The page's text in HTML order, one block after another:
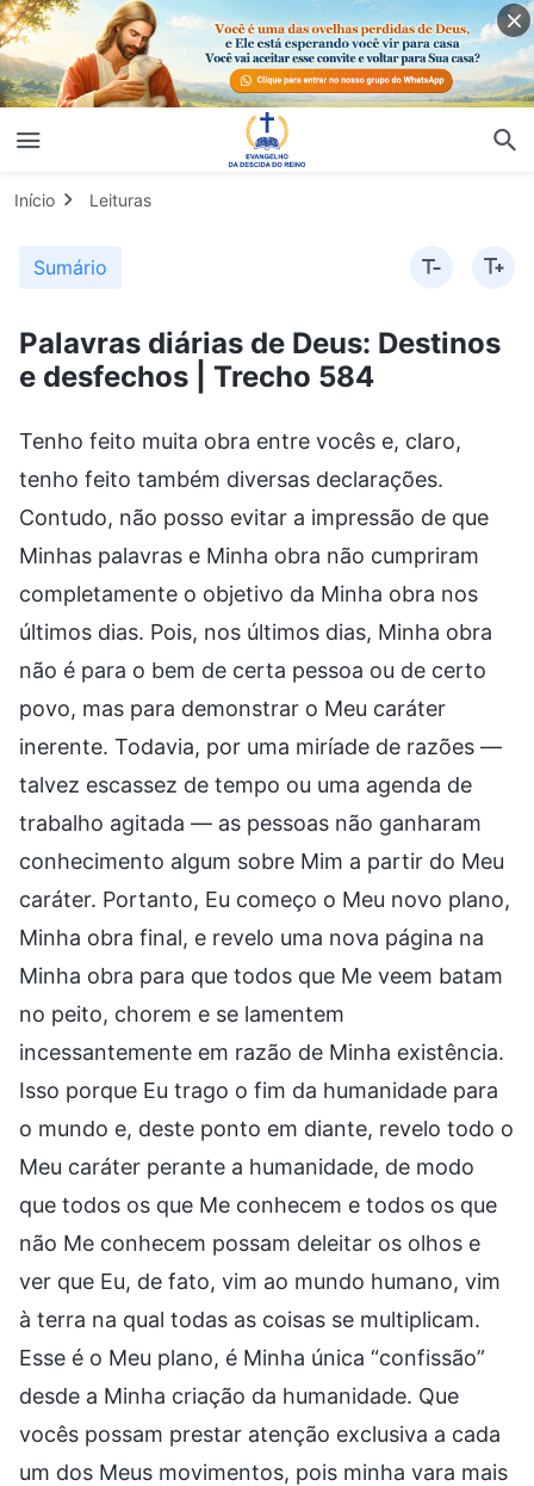
Início Leituras
Sumário
Palavras diárias de Deus: Destinos
e desfechos | Trecho 584
Tenho feito muita obra entre vocês e, claro,
tenho feito também diversas declarações.
Contudo, não posso evitar a impressão de que
Minhas palavras e Minha obra não cumpriram
completamente o objetivo da Minha obra nos
últimos dias. Pois, nos últimos dias, Minha obra
não é para o bem de certa pessoa ou de certo
povo, mas para demonstrar o Meu caráter
inerente. Todavia, por uma miríade de razões —
talvez escassez de tempo ou uma agenda de
trabalho agitada — as pessoas não ganharam
conhecimento algum sobre Mim a partir do Meu
caráter. Portanto, Eu começo o Meu novo plano,
Minha obra final, e revelo uma nova página na
Minha obra para que todos que Me veem batam
no peito, chorem e se lamentem
incessantemente em razão de Minha existência.
Isso porque Eu trago o fim da humanidade para
o mundo e, deste ponto em diante, revelo todo o
Meu caráter perante a humanidade, de modo
que todos os que Me conhecem e todos os que
não Me conhecem possam deleitar os olhos e
ver que Eu, de fato, vim ao mundo humano, vim
à terra na qual todas as coisas se multiplicam.
Esse é o Meu plano, é Minha única “confissão”
desde a Minha criação da humanidade. Que
vocês possam prestar atenção exclusiva a cada
um dos Meus movimentos, pois minha vara mais